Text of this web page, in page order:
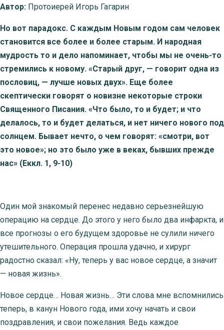
Автор: Протоиерей Игорь Гагарин
Но вот парадокс. С каждым Новым годом сам человек
становится все более и более старым. И народная
мудрость то и дело напоминает, чтобы мы не очень-то
стремились к новому. «Старый друг, — говорит одна из
пословиц, — лучше новых двух». Еще более
скептически говорят о новизне некоторые строки
Священного Писания. «Что было, то и будет; и что
делалось, то и будет делаться, и нет ничего нового под
солнцем. Бывает нечто, о чем говорят: «смотри, вот
это новое»; но это было уже в веках, бывших прежде
нас» (Еккл. 1, 9-10)
Один мой знакомый перенес недавно серьезнейшую
операцию на сердце. До этого у него было два инфаркта, и
все прогнозы о его будущем здоровье не сулили ничего
утешительного. Операция прошла удачно, и хирург
радостно сказал: «Ну, теперь у вас новое сердце, а значит
— новая жизнь».
Новое сердце… Новая жизнь… Эти слова мне вспомнились
теперь, в канун Нового года, ими хочу начать и свои
поздравления, и свои пожелания. Ведь каждое